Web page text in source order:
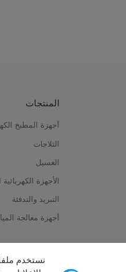
المنتجات
أجهزة المطبخ
الثلاجات
الغسيل
الأجهزة
التبريد والتدفئة
أجهزة معالجة
نستخدم